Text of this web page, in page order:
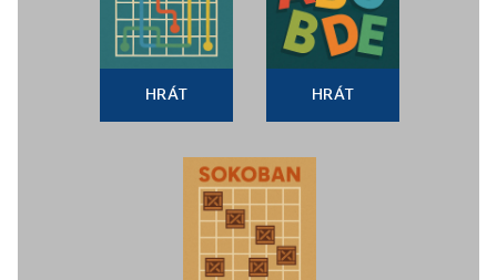
HRÁT HRÁT